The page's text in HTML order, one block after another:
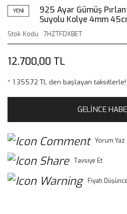
YENİ
925 Ayar Gümüş
Suyolu Kolye 4mm
Stok Kodu 7HZTFDXBET
12.700,00 TL
* 1.355,72 TL den başlayan taksitlerle!
GELİNCE
Yorum Yaz
Tavsiye Et
Fiyatı